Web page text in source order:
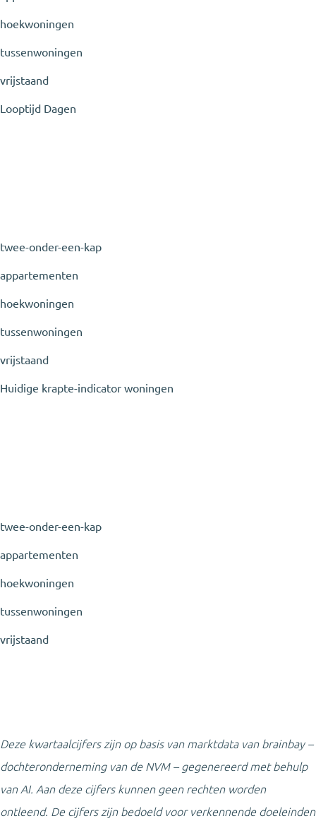
hoekwoningen
tussenwoningen
vrijstaand
Looptijd Dagen
twee-onder-een-kap
appartementen
hoekwoningen
tussenwoningen
vrijstaand
Huidige krapte-indicator woningen
twee-onder-een-kap
appartementen
hoekwoningen
tussenwoningen
vrijstaand
Deze kwartaalcijfers zijn op basis van marktdata van brainbay –
dochteronderneming van de NVM – gegenereerd met behulp
van AI. Aan deze cijfers kunnen geen rechten worden
ontleend. De cijfers zijn bedoeld voor verkennende doeleinden